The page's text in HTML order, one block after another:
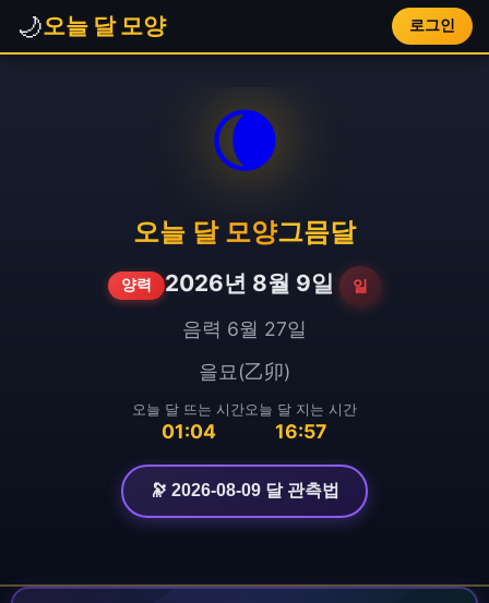
🌙오늘 달 모양 로그인
🌘
오늘 달 모양그믐달
양력 2026년 8월 9일 일
음력 6월 27일
을묘(乙卯)
오늘 달 뜨는 시간
01:04
오늘 달 지는 시간
16:57
🔭 2026-08-09 달 관측법